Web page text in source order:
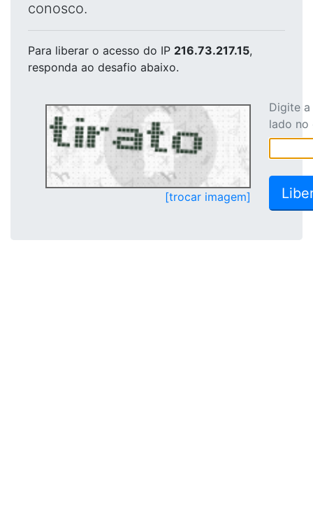
conosco.
Para liberar o acesso do IP 216.73.217.15,
responda ao desafio abaixo.
[trocar imagem]
Digite
lado no